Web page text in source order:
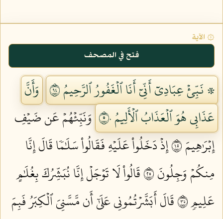
۞ الآية
فتح في المصحف
۞ نَبِّئۡ عِبَادِيٓ أَنِّيٓ أَنَا ٱلۡغَفُورُ ٱلرَّحِيمُ ٤٩
وَأَنَّ
عَذَابِي هُوَ ٱلۡعَذَابُ ٱلۡأَلِيمُ ٥٠
وَنَبِّئۡهُمۡ عَن ضَيۡفِ
إِبۡرَٰهِيمَ ٥١
إِذۡ دَخَلُواْ عَلَيۡهِ فَقَالُواْ سَلَٰمٗا قَالَ إِنَّا
مِنكُمۡ وَجِلُونَ ٥٢
قَالُواْ لَا تَوۡجَلۡ إِنَّا نُبَشِّرُكَ بِغُلَٰمٍ
عَلِيمٖ ٥٣
قَالَ أَبَشَّرۡتُمُونِي عَلَىٰٓ أَن مَّسَّنِيَ ٱلۡكِبَرُ فَبِمَ